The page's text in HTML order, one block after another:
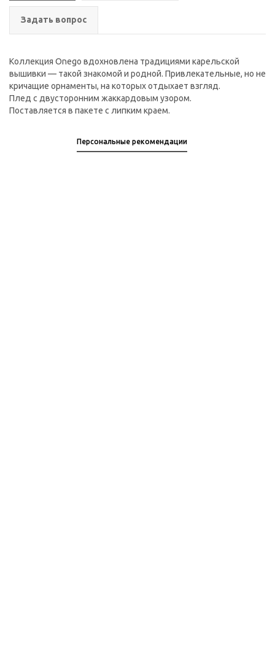
Задать вопрос
Коллекция Onego вдохновлена традициями карельской
вышивки — такой знакомой и родной. Привлекательные, но не
кричащие орнаменты, на которых отдыхает взгляд.
Плед с двусторонним жаккардовым узором.
Поставляется в пакете с липким краем.
Персональные рекомендации